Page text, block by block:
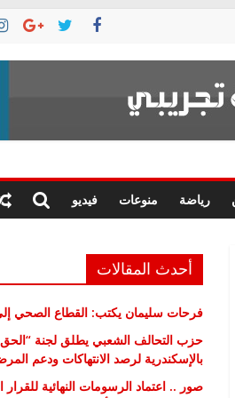
رياضة منوعات فيديو
أحدث المقالات
فرحات سليمان يكتب: القطاع الصحي
حزب التحالف الشعبي يطلق لجنة
بالإسكندرية لرصد الانتهاكات ودعم
صور .. اعتماد الرسومات النهائية للقرار